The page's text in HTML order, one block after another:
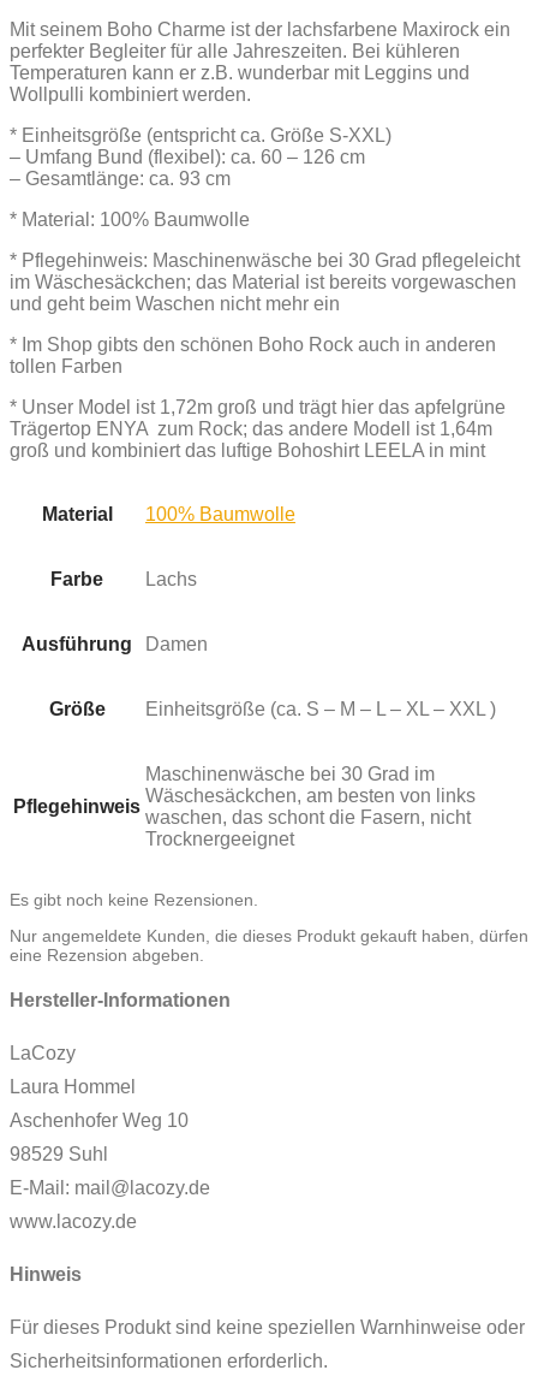
Mit seinem Boho Charme ist der lachsfarbene Maxirock ein
perfekter Begleiter für alle Jahreszeiten. Bei kühleren
Temperaturen kann er z.B. wunderbar mit Leggins und
Wollpulli kombiniert werden.
* Einheitsgröße (entspricht ca. Größe S-XXL)
– Umfang Bund (flexibel): ca. 60 – 126 cm
– Gesamtlänge: ca. 93 cm
* Material: 100% Baumwolle
* Pflegehinweis: Maschinenwäsche bei 30 Grad pflegeleicht
im Wäschesäckchen; das Material ist bereits vorgewaschen
und geht beim Waschen nicht mehr ein
* Im Shop gibts den schönen Boho Rock auch in anderen
tollen Farben
* Unser Model ist 1,72m groß und trägt hier das apfelgrüne
Trägertop ENYA zum Rock; das andere Modell ist 1,64m
groß und kombiniert das luftige Bohoshirt LEELA in mint
Material 100% Baumwolle
Farbe Lachs
Ausführung Damen
Größe Einheitsgröße (ca. S – M – L – XL – XXL )
Pflegehinweis
Maschinenwäsche bei 30 Grad im
Wäschesäckchen, am besten von links
waschen, das schont die Fasern, nicht
Trocknergeeignet
Es gibt noch keine Rezensionen.
Nur angemeldete Kunden, die dieses Produkt gekauft haben, dürfen
eine Rezension abgeben.
Hersteller-Informationen
LaCozy
Laura Hommel
Aschenhofer Weg 10
98529 Suhl
E-Mail: mail@lacozy.de
www.lacozy.de
Hinweis
Für dieses Produkt sind keine speziellen Warnhinweise oder
Sicherheitsinformationen erforderlich.